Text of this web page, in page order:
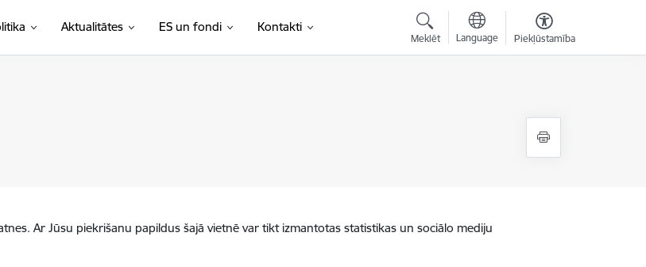
Aktualitātes ES un fondi Kontakti
Meklēt Language Piekļūstamība
Ar Jūsu piekrišanu papildus šajā vietnē var tikt izmantotas statistikas un sociālo mediju